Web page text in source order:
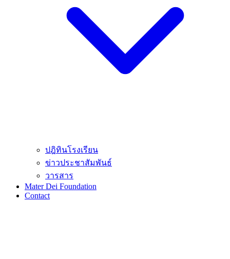
ปฎิทินโรงเรียน
ข่าวประชาสัมพันธ์
วารสาร
Mater Dei Foundation
Contact